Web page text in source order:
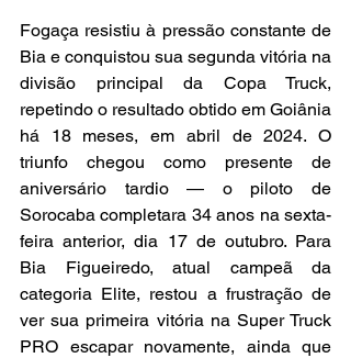
Fogaça resistiu à pressão constante de
Bia e conquistou sua segunda vitória na
divisão principal da Copa Truck,
repetindo o resultado obtido em Goiânia
há 18 meses, em abril de 2024. O
triunfo chegou como presente de
aniversário tardio — o piloto de
Sorocaba completara 34 anos na sexta-
feira anterior, dia 17 de outubro. Para
Bia Figueiredo, atual campeã da
categoria Elite, restou a frustração de
ver sua primeira vitória na Super Truck
PRO escapar novamente, ainda que